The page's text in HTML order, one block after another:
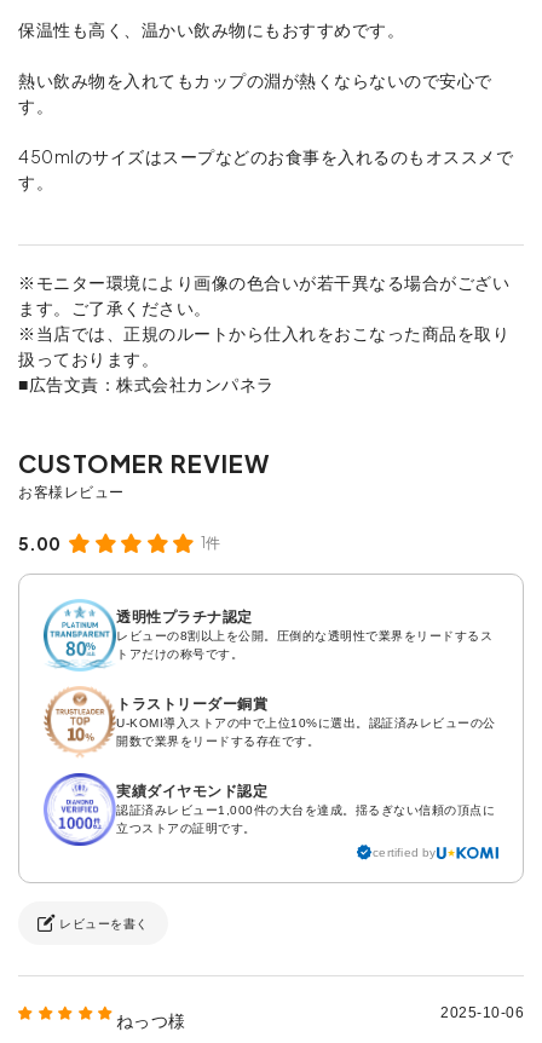
保温性も高く、温かい飲み物にもおすすめです。
熱い飲み物を入れてもカップの淵が熱くならないので安心で
す。
450mlのサイズはスープなどのお食事を入れるのもオススメで
す。
※モニター環境により画像の色合いが若干異なる場合がござい
ます。ご了承ください。
※当店では、正規のルートから仕入れをおこなった商品を取り
扱っております。
■広告文責：株式会社カンパネラ
5.00 1件
透明性プラチナ認定
レビューの8割以上を公開。圧倒的な透明性で業界をリードするス
トアだけの称号です。
トラストリーダー銅賞
U-KOMI導入ストアの中で上位10%に選出。認証済みレビューの公
開数で業界をリードする存在です。
実績ダイヤモンド認定
認証済みレビュー1,000件の大台を達成。揺るぎない信頼の頂点に
立つストアの証明です。
certified by
レビューを書く
ねっつ様 2025-10-06